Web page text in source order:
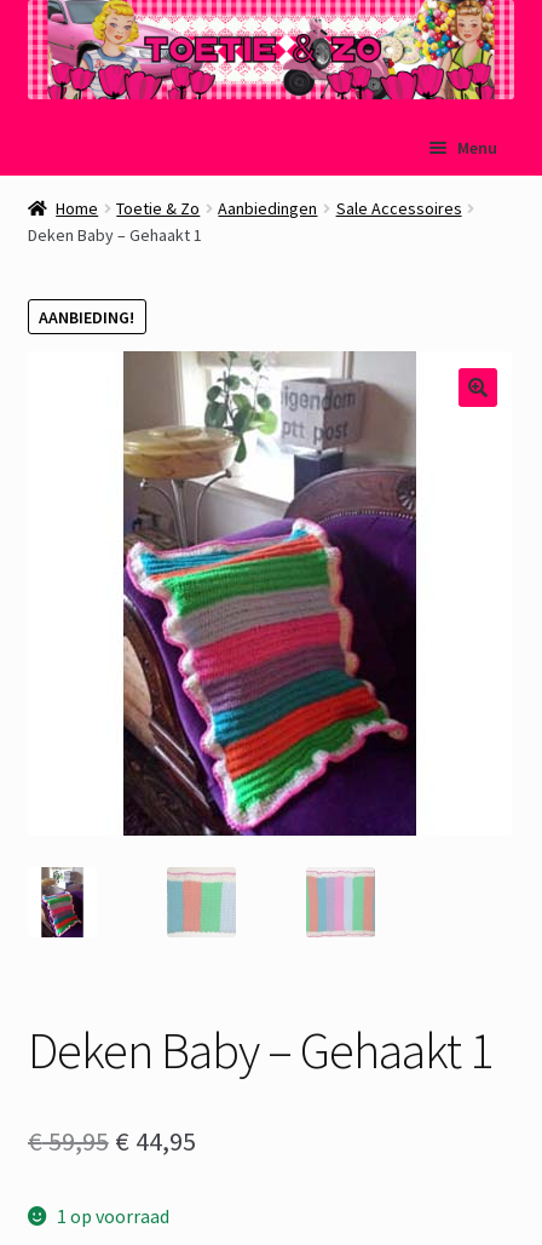
naar
navigatie
de
inhoud
Menu
Welkom
Winkelmand
Over Toetie & Zo
Home Toetie & Zo Aanbiedingen
Sale Accessoires
Deken Baby – Gehaakt 1
AANBIEDING!
Deken Baby – Gehaakt 1
€59,95 Oorspronkelijke
was:
€ 44,95Huidige
1 op voorraad